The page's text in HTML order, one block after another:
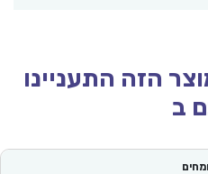
הזה התעניינו
ב